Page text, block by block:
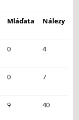
Mláďata Nálezy
0 4
0 7
9 40